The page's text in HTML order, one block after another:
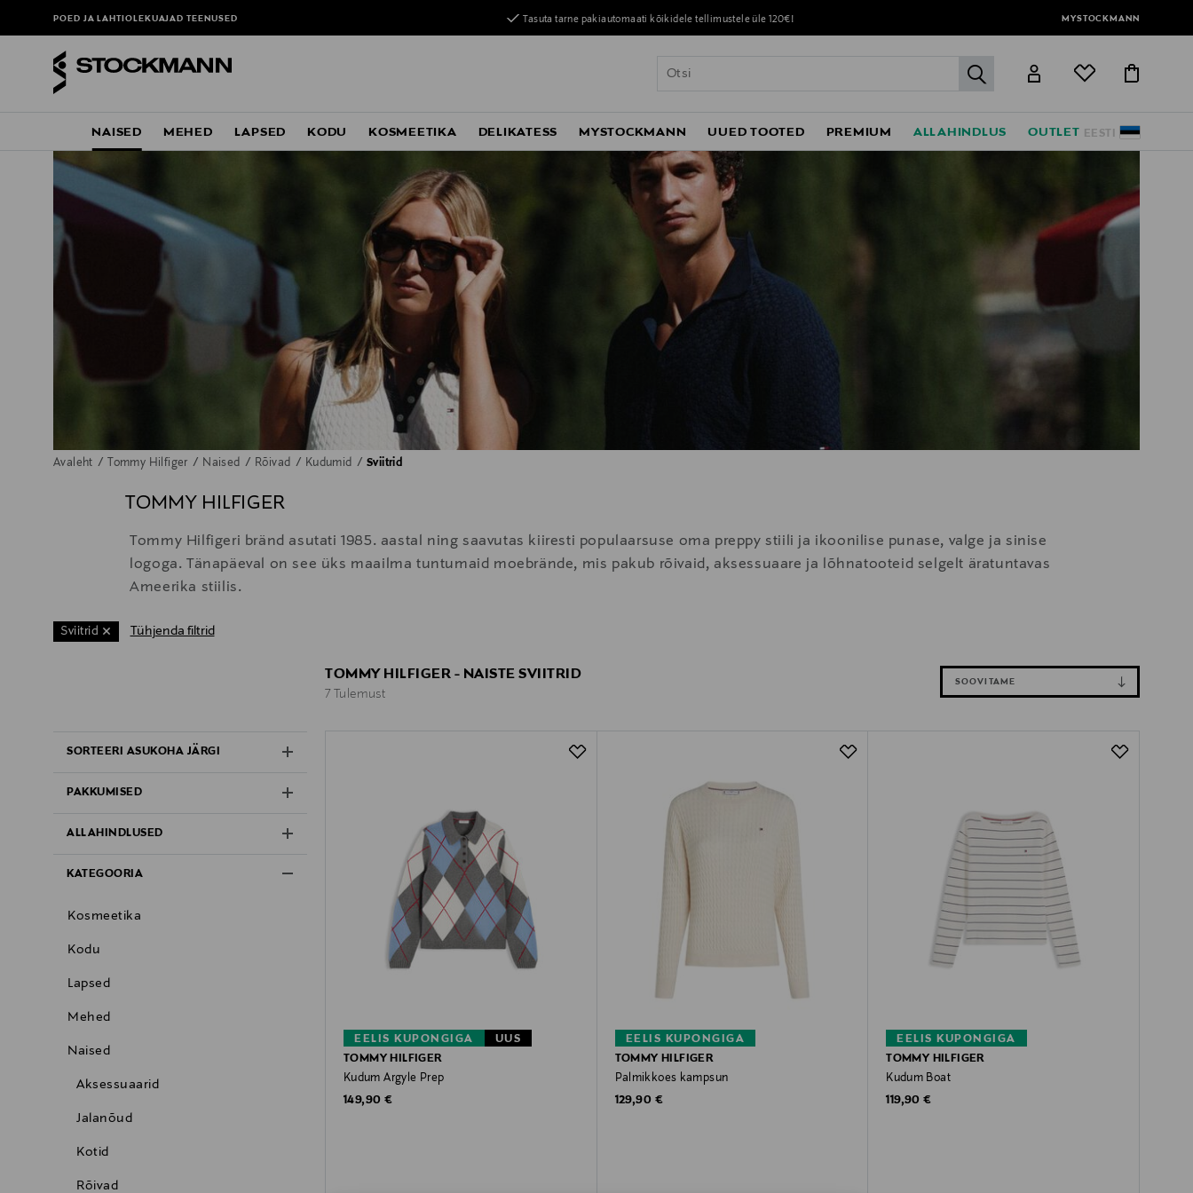
POED JA LAHTIOLEKUAJADTEENUSED Tasuta tarne pakiautomaati kõikidele tellimustele üle 120€! MYSTOCKMANN
label.header.go
EESTI
NAISED MEHED LAPSED KODU KOSMEETIKA DELIKATESS MYSTOCKMANN UUED TOOTED PREMIUM ALLAHINDLUS OUTLET
Avaleht Tommy Hilfiger Naised Rõivad Kudumid Sviitrid
TOMMY HILFIGER
Tommy Hilfigeri bränd asutati 1985. aastal ning saavutas kiiresti populaarsuse oma preppy stiili ja ikoonilise punase, valge ja sinise
logoga. Tänapäeval on see üks maailma tuntumaid moebrände, mis pakub rõivaid, aksessuaare ja lõhnatooteid selgelt äratuntavas
Ameerika stiilis.
Sviitrid Tühjenda filtrid
SORTEERI ASUKOHA JÄRGI
PAKKUMISED
ALLAHINDLUSED
KATEGOORIA
Kosmeetika
Kodu
Lapsed
Mehed
Naised
Aksessuaarid
Jalanõud
Kotid
Rõivad
TOMMY HILFIGER - NAISTE SVIITRID
7 Tulemust
SOOVITAME
EELIS KUPONGIGA
UUS
TOMMY HILFIGER
Kudum Argyle Prep
Original Price
149,90 €
EELIS KUPONGIGA
TOMMY HILFIGER
Palmikkoes kampsun
Original Price
129,90 €
EELIS KUPONGIGA
TOMMY HILFIGER
Kudum Boat
Original Price
119,90 €